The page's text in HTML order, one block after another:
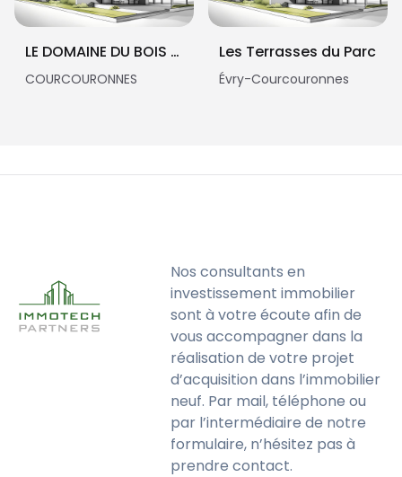
LE DOMAINE DU BOIS DE LA GARENNE
COURCOURONNES
Les Terrasses du Parc
Évry-Courcouronnes
Nos consultants en
investissement immobilier
sont à votre écoute afin de
vous accompagner dans la
réalisation de votre projet
d’acquisition dans l’immobilier
neuf. Par mail, téléphone ou
par l’intermédiaire de notre
formulaire, n’hésitez pas à
prendre contact.